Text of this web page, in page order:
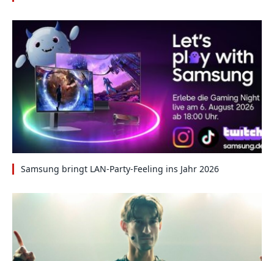
Samsung bringt LAN-Party-Feeling ins Jahr 2026